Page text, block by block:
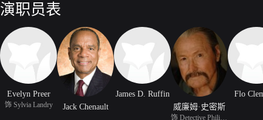
演职员表
Evelyn Preer
饰 Sylvia Landry Jack Chenault
James D. Ruffin
威廉姆·史密斯
Flo